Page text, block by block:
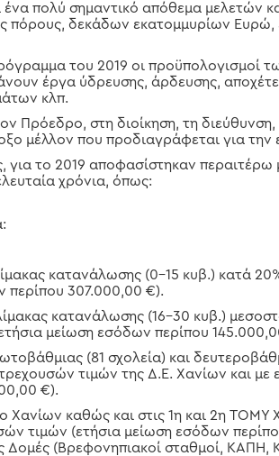
πολύ σημαντικό απόθεμα μελετών
πόρους, δεκάδων εκατομμυρίων Ευρώ,
του 2019 οι προϋπολογισμοί
έργα ύδρευσης, άρδευσης,
κλπ.
Πρόεδρο, στη διοίκηση, τη
μέλλον που προδιαγράφεται για την
για το 2019 αποφασίστηκαν
χρόνια, όπως:
κατανάλωσης (0-15 κυβ.) κατά
περίπου 307.000,00 €).
κατανάλωσης (16-30 κυβ.)
μείωση εσόδων περίπου
(81 σχολεία) και
τιμών της Δ.Ε. Χανίων και με
€).
Χανίων καθώς και στις 1η και 2η ΤΟΜΥ
τιμών (ετήσια μείωση εσόδων
Δομές (Βρεφονηπιακοί σταθμοί,